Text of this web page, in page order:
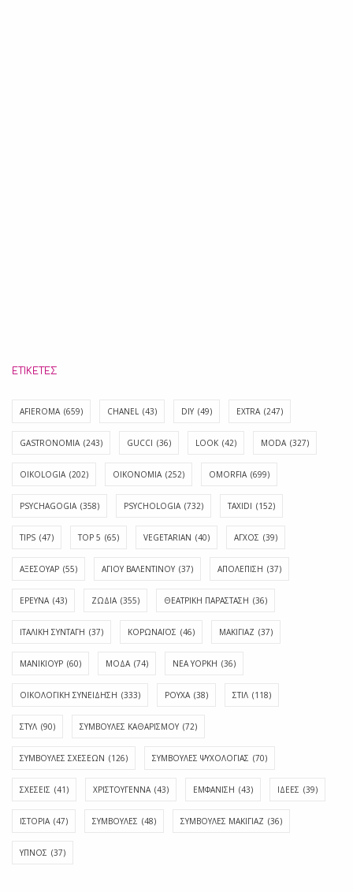
ΕΤΙΚΈΤΕΣ
AFIEROMA (659) CHANEL (43) DIY (49) EXTRA (247)
GASTRONOMIA (243) GUCCI (36) LOOK (42) MODA (327)
OIKOLOGIA (202) OIKONOMIA (252) OMORFIA (699)
PSYCHAGOGIA (358) PSYCHOLOGIA (732) TAXIDI (152)
TIPS (47) TOP 5 (65) VEGETARIAN (40) ΑΓΧΟΣ (39)
ΑΞΕΣΟΥΑΡ (55) ΑΓΊΟΥ ΒΑΛΕΝΤΊΝΟΥ (37) ΑΠΟΛΈΠΙΣΗ (37)
ΕΡΕΥΝΑ (43) ΖΩΔΙΑ (355) ΘΕΑΤΡΙΚΗ ΠΑΡΑΣΤΑΣΗ (36)
ΙΤΑΛΙΚΗ ΣΥΝΤΑΓΗ (37) ΚΟΡΩΝΑΪΟΣ (46) ΜΑΚΙΓΙΑΖ (37)
ΜΑΝΙΚΙΟΥΡ (60) ΜΟΔΑ (74) ΝΕΑ ΥΟΡΚΗ (36)
ΟΙΚΟΛΟΓΙΚΗ ΣΥΝΕΙΔΗΣΗ (333) ΡΟΥΧΑ (38) ΣΤΙΛ (118)
ΣΤΥΛ (90) ΣΥΜΒΟΥΛΕΣ ΚΑΘΑΡΙΣΜΟΥ (72)
ΣΥΜΒΟΥΛΕΣ ΣΧΕΣΕΩΝ (126) ΣΥΜΒΟΥΛΕΣ ΨΥΧΟΛΟΓΙΑΣ (70)
ΣΧΕΣΕΙΣ (41) ΧΡΙΣΤΟΥΓΕΝΝΑ (43) ΕΜΦΆΝΙΣΗ (43) ΙΔΈΕΣ (39)
ΙΣΤΟΡΊΑ (47) ΣΥΜΒΟΥΛΈΣ (48) ΣΥΜΒΟΥΛΈΣ ΜΑΚΙΓΙΆΖ (36)
ΎΠΝΟΣ (37)